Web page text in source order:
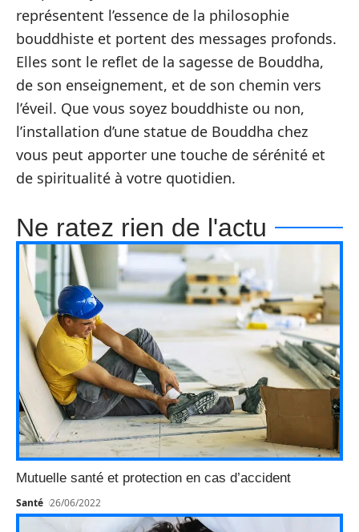
représentent l’essence de la philosophie
bouddhiste et portent des messages profonds.
Elles sont le reflet de la sagesse de Bouddha,
de son enseignement, et de son chemin vers
l’éveil. Que vous soyez bouddhiste ou non,
l’installation d’une statue de Bouddha chez
vous peut apporter une touche de sérénité et
de spiritualité à votre quotidien.
Ne ratez rien de l'actu
Mutuelle santé et protection en cas d’accident
Santé 26/06/2022